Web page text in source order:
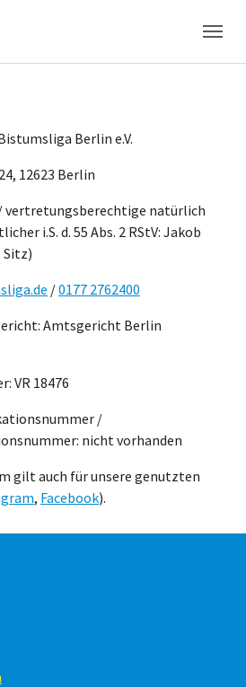
Berlin e.V.
12623 Berlin
vertretungsberechtige natürlich
i.S. d. 55 Abs. 2 RStV: Jakob
Sitz)
/0177 2762400
Amtsgericht Berlin
VR 18476
/
nicht vorhanden
gilt auch für unsere genutzten
, Facebook).